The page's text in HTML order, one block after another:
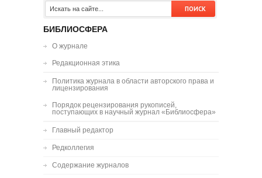
БИБЛИОСФЕРА
О журнале
Редакционная этика
Политика журнала в области авторского права и
лицензирования
Порядок рецензирования рукописей,
поступающих в научный журнал «Библиосфера»
Главный редактор
Редколлегия
Содержание журналов